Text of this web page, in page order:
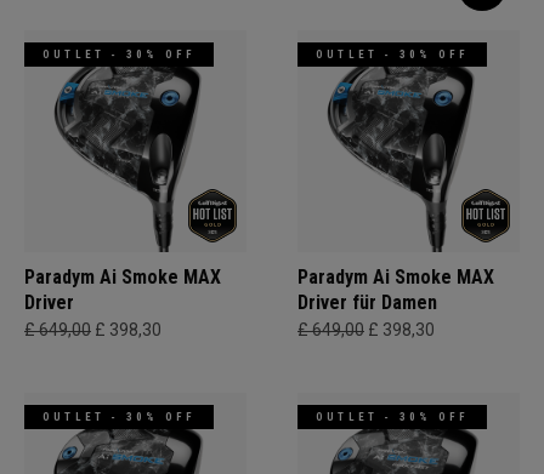
OUTLET - 30% OFF
Paradym Ai Smoke MAX
Driver
£ 649,00 £ 398,30
OUTLET - 30% OFF
Paradym Ai Smoke MAX
Driver für Damen
£ 649,00 £ 398,30
OUTLET - 30% OFF OUTLET - 30% OFF